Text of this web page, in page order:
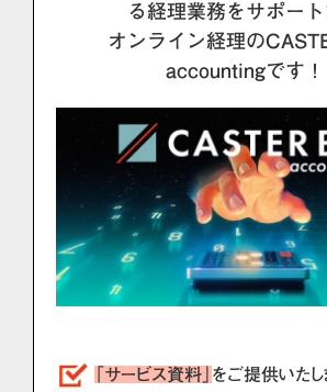
る経理業務をサポート
オンライン経理の
accountingです！
「サービス資料」 をご提供いたし